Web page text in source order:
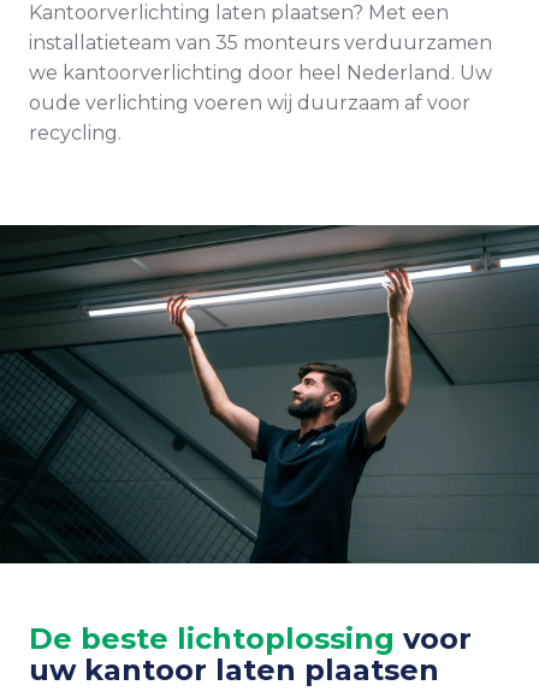
Kantoorverlichting laten plaatsen? Met een
installatieteam van 35 monteurs verduurzamen
we kantoorverlichting door heel Nederland. Uw
oude verlichting voeren wij duurzaam af voor
recycling.
De beste lichtoplossing voor
uw kantoor laten plaatsen